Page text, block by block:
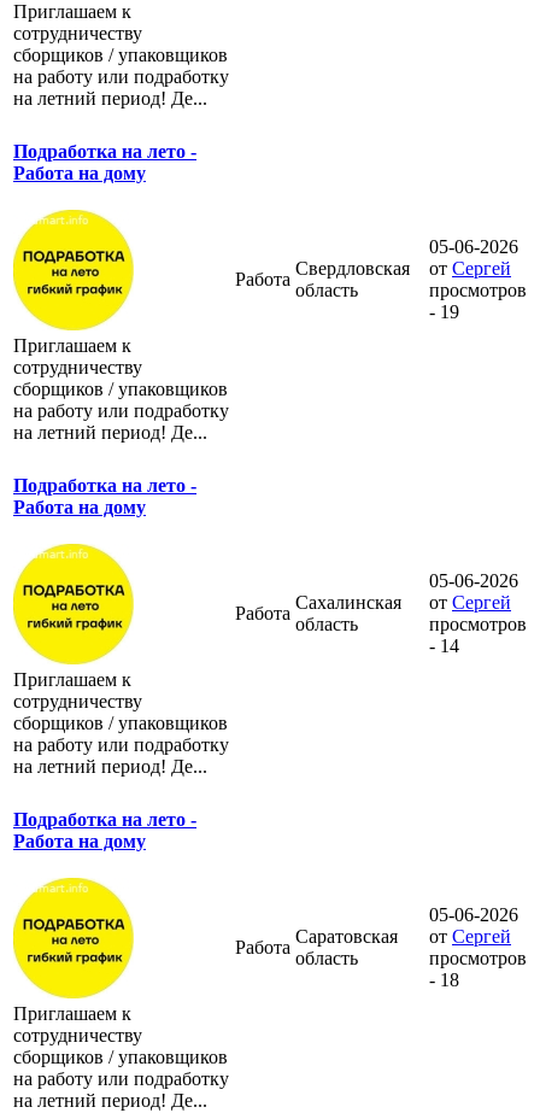
Приглашаем к
сотрудничеству
сборщиков / упаковщиков
на работу или подработку
на летний период! Де...
Подработка на лето -
Работа на дому
Приглашаем к
сотрудничеству
сборщиков / упаковщиков
на работу или подработку
на летний период! Де...
Работа
Свердловская
область
05-06-2026
от Сергей
просмотров
- 19
Подработка на лето -
Работа на дому
Приглашаем к
сотрудничеству
сборщиков / упаковщиков
на работу или подработку
на летний период! Де...
Работа
Сахалинская
область
05-06-2026
от Сергей
просмотров
- 14
Подработка на лето -
Работа на дому
Приглашаем к
сотрудничеству
сборщиков / упаковщиков
на работу или подработку
на летний период! Де...
Работа
Саратовская
область
05-06-2026
от Сергей
просмотров
- 18